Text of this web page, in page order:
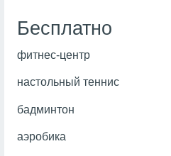
Бесплатно
фитнес-центр
настольный теннис
бадминтон
аэробика